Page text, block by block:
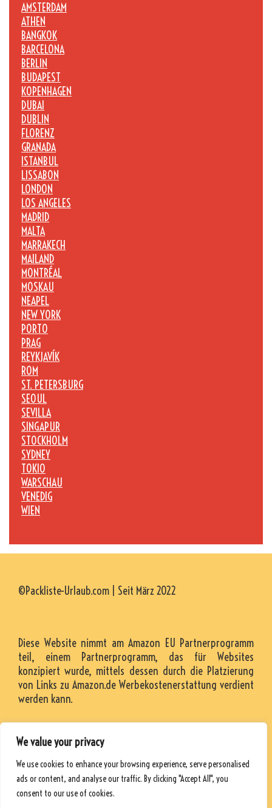
We value your privacy
We use cookies to enhance your browsing experience, serve personalised
ads or content, and analyse our traffic. By clicking "Accept All", you
consent to our use of cookies.
AMSTERDAM
ATHEN
BANGKOK
BARCELONA
BERLIN
BUDAPEST
KOPENHAGEN
DUBAI
DUBLIN
FLORENZ
GRANADA
ISTANBUL
LISSABON
LONDON
LOS ANGELES
MADRID
MALTA
MARRAKECH
MAILAND
MONTRÉAL
MOSKAU
NEAPEL
NEW YORK
PORTO
PRAG
REYKJAVÍK
ROM
ST. PETERSBURG
SEOUL
SEVILLA
SINGAPUR
STOCKHOLM
SYDNEY
TOKIO
WARSCHAU
VENEDIG
WIEN
©Packliste-Urlaub.com | Seit März 2022
Diese Website nimmt am Amazon EU Partnerprogramm
teil, einem Partnerprogramm, das für Websites
konzipiert wurde, mittels dessen durch die Platzierung
von Links zu Amazon.de Werbekostenerstattung verdient
werden kann.
RESSOURCEN
DATENSCHUTZRICHTLINIE